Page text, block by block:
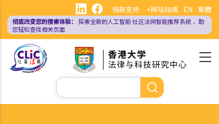
主
EN 繁體
捐款支持 +网站指南
彻底改变您的搜索体验： 探索全新的人工智能社区法网智能推荐系统 ，助
您轻松查找相关页面
搜
索